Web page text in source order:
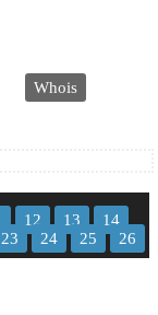
Whois
12 13
14
23 24 25
26